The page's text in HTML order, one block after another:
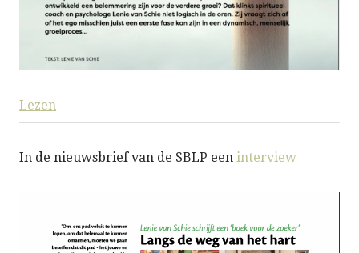
Lezen
In de nieuwsbrief van de SBLP een interview